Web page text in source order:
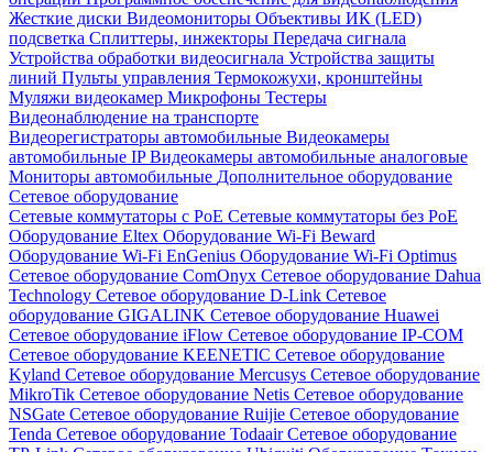
Жесткие диски Видеомониторы Объективы ИК (LED)
подсветка Сплиттеры, инжекторы Передача сигнала
Устройства обработки видеосигнала Устройства защиты
линий Пульты управления Термокожухи, кронштейны
Муляжи видеокамер Микрофоны Тестеры
Видеонаблюдение на транспорте
Видеорегистраторы автомобильные Видеокамеры
автомобильные IPВидеокамеры автомобильные аналоговые
Мониторы автомобильные Дополнительное оборудование
Сетевое оборудование
Сетевые коммутаторы с РоЕ Сетевые коммутаторы без РоЕ
Оборудование Eltex Оборудование Wi-Fi Beward
Оборудование Wi-Fi EnGenius Оборудование Wi-Fi Optimus
Сетевое оборудование ComOnyx Сетевое оборудование Dahua
Technology Сетевое оборудование D-Link Сетевое
оборудование GIGALINK Сетевое оборудование Huawei
Сетевое оборудование iFlow Сетевое оборудование IP-COM
Сетевое оборудование KEENETIC Сетевое оборудование
Kyland Сетевое оборудование Mercusys Сетевое оборудование
MikroTik Сетевое оборудование Netis Сетевое оборудование
NSGate Сетевое оборудование Ruijie Сетевое оборудование
Tenda Сетевое оборудование TodaairСетевое оборудование